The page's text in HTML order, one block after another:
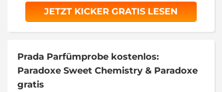
JETZT KICKER GRATIS LESEN
Prada Parfümprobe kostenlos:
Paradoxe Sweet Chemistry & Paradoxe
gratis